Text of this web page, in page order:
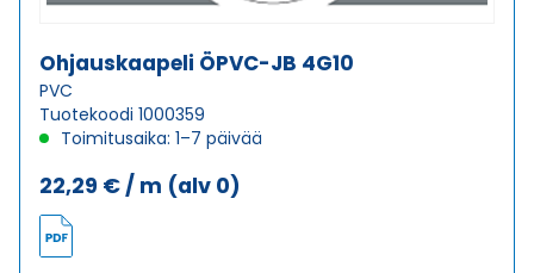
Ohjauskaapeli ÖPVC-JB 4G10
PVC
Tuotekoodi 1000359
Toimitusaika: 1–7 päivää
22,29 € / m (alv 0)